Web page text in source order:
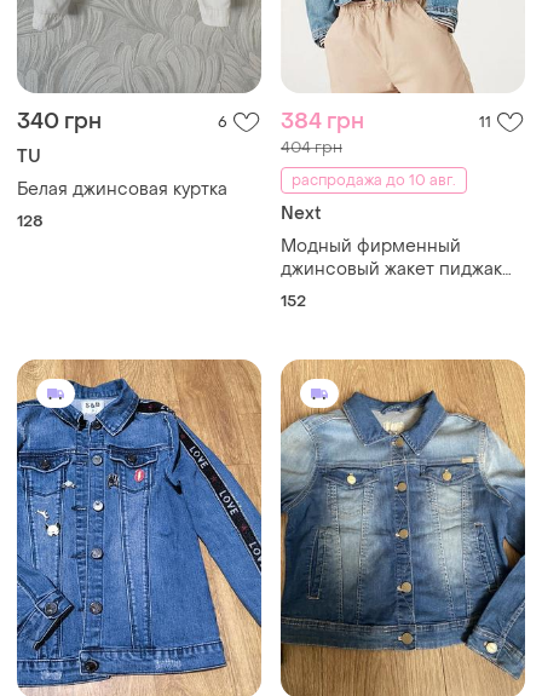
340 грн 6
TU
Белая джинсовая куртка
128
384 грн 11
404 грн
распродажа до 10 авг.
Next
Модный фирменный
джинсовый жакет пиджак
джинсовая джинсовая
next некст для девочки 12
лет 152
152